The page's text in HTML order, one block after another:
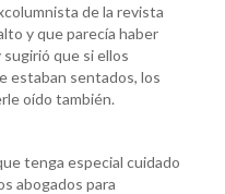
de la revista
y que parecía haber
sugirió que si ellos
estaban sentados, los
oído también.
tenga especial cuidado
abogados para